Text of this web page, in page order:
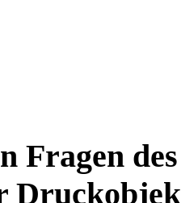
Fragen